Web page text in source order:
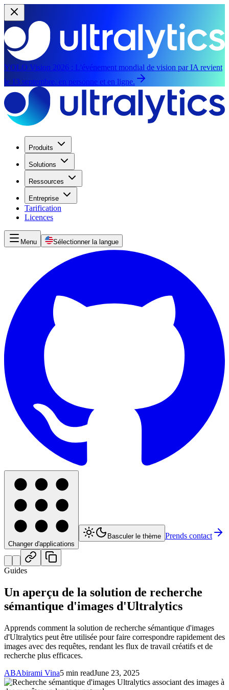
YOLO Vision 2026 : L'événement mondial de vision par IA revient
le 13 septembre, en personne et en ligne.
Produits
Solutions
Ressources
Entreprise
Tarification
Licences
Menu Sélectionner la langue
Changer d'applications
Basculer le thème Prends contact
Guides
Un aperçu de la solution de recherche
sémantique d'images d'Ultralytics
Apprends comment la solution de recherche sémantique d'images
d'Ultralytics peut être utilisée pour faire correspondre rapidement des
images avec des requêtes, rendant les flux de travail créatifs et de
recherche plus efficaces.
ABAbirami Vina5 min readJune 23, 2025